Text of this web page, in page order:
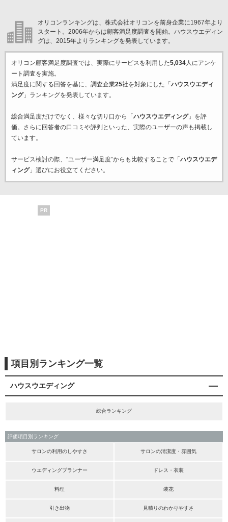
オリコンランキングは、株式会社オリコンを前身企業に1967年より
スタート。2006年からは顧客満足度調査を開始。ハウスウエディン
グは、2015年よりランキングを発表しています。
オリコン顧客満足度調査では、実際にサービスを利用した5,034人にアンケ
ート調査を実施。
満足度に関する回答を基に、調査企業25社を対象にした「 ハウスウエディ
ング」ランキングを発表しています。
総合満足度だけでなく、様々な切り口から「 ハウスウエディング」を評
価。さらに回答者の口コミや評判といった、実際のユーザーの声も掲載し
ています。
サービス検討の際、“ユーザー満足度”からも比較することで「 ハウスウエデ
ィング」選びにお役立てください。
PR
項目別ランキング一覧
ハウスウエディング
総合ランキング
評価項目別ランキング
サロンの利用のしやすさ サロンの清潔度・雰囲気
ウエディングプランナー ドレス・衣装
料理 装花
引き出物 見積りのわかりやすさ